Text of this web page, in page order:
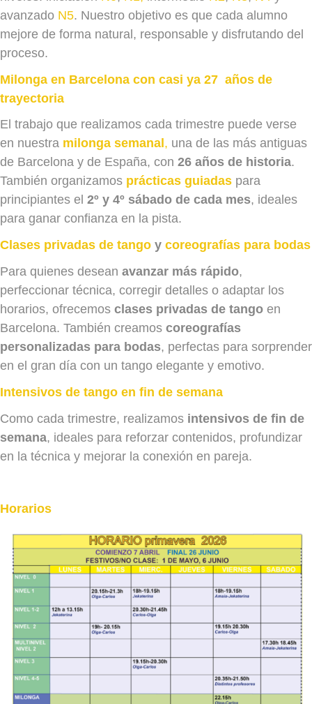
avanzado N5. Nuestro objetivo es que cada alumno
mejore de forma natural, responsable y disfrutando del
proceso.
Milonga en Barcelona con casi ya 27 años de
trayectoria
El trabajo que realizamos cada trimestre puede verse
en nuestra milonga semanal , una de las más antiguas
de Barcelona y de España, con 26 años de historia.
También organizamos prácticas guiadas para
principiantes el 2º y 4º sábado de cada mes, ideales
para ganar confianza en la pista.
Clases privadas de tango y coreografías para bodas
Para quienes desean avanzar más rápido,
perfeccionar técnica, corregir detalles o adaptar los
horarios, ofrecemos clases privadas de tango en
Barcelona. También creamos coreografías
personalizadas para bodas, perfectas para sorprender
en el gran día con un tango elegante y emotivo.
Intensivos de tango en fin de semana
Como cada trimestre, realizamos intensivos de fin de
semana, ideales para reforzar contenidos, profundizar
en la técnica y mejorar la conexión en pareja.
Horarios